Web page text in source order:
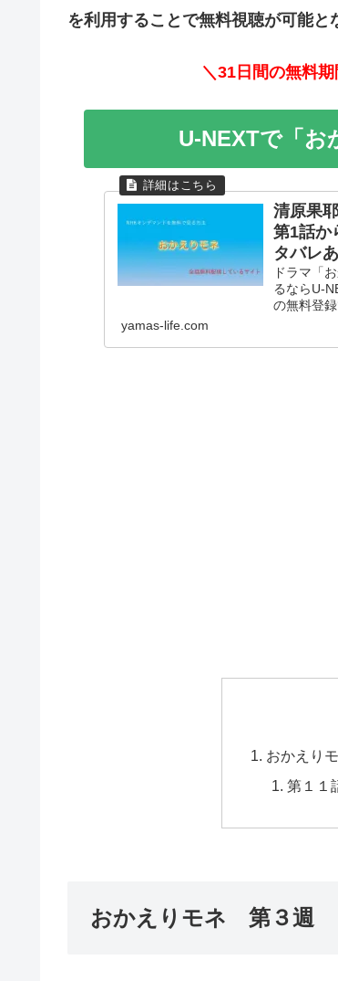
を利用することで無料視聴が可能と
＼31日間の無料
U-NEXTで「お
清原果
第1話か
タバレ
ドラマ「
るならU-
の無料登
yamas-life.com
おかえり
第１１
おかえりモネ 第３週